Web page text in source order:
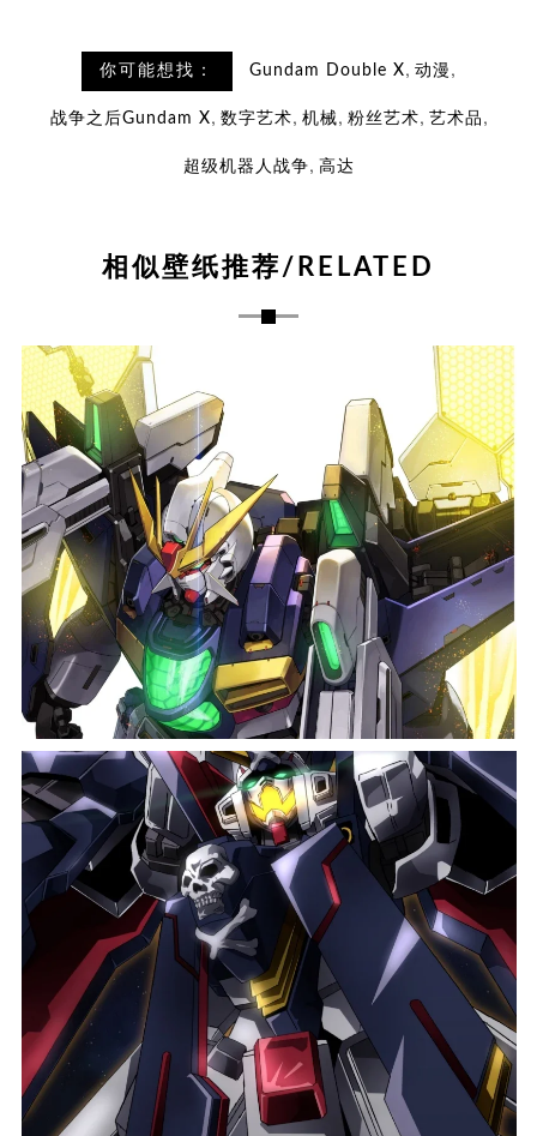
你可能想找： Gundam Double X, 动漫 ,
战争之后Gundam X, 数字艺术, 机械, 粉丝艺术, 艺术品 ,
超级机器人战争, 高达
相似壁纸推荐/RELATED